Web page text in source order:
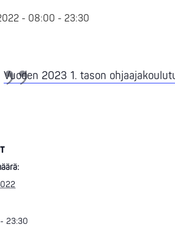
- 08:00 - 23:30
Vuoden 2023 1. tason
23:30